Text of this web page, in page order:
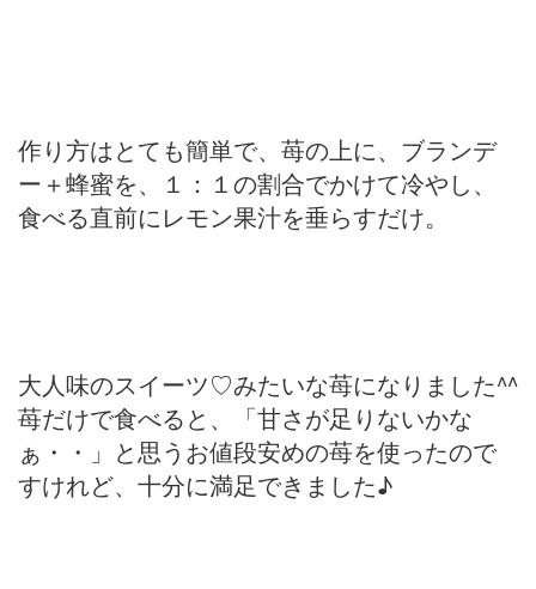
作り方はとても簡単で、苺の上に、ブランデ
ー＋蜂蜜を、１：１の割合でかけて冷やし、
食べる直前にレモン果汁を垂らすだけ。
大人味のスイーツ♡みたいな苺になりました^^
苺だけで食べると、「甘さが足りないかな
ぁ・・」と思うお値段安めの苺を使ったので
すけれど、十分に満足できました♪